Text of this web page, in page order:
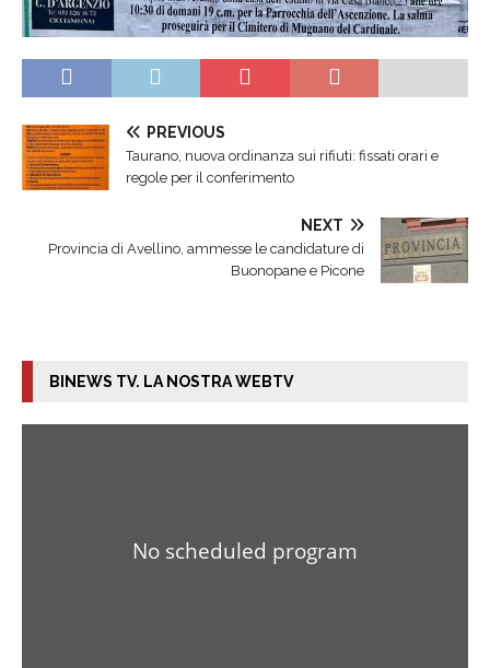
PREVIOUS
Taurano, nuova ordinanza sui rifiuti: fissati orari e
regole per il conferimento
NEXT
Provincia di Avellino, ammesse le candidature di
Buonopane e Picone
BINEWS TV. LA NOSTRA WEBTV